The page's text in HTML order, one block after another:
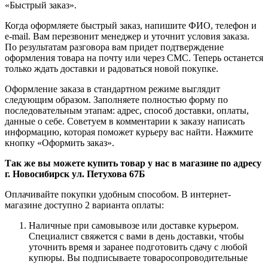
«Быстрый заказ».
Когда оформляете быстрый заказ, напишите ФИО, телефон и
e-mail. Вам перезвонит менеджер и уточнит условия заказа.
По результатам разговора вам придет подтверждение
оформления товара на почту или через СМС. Теперь останется
только ждать доставки и радоваться новой покупке.
Оформление заказа в стандартном режиме выглядит
следующим образом. Заполняете полностью форму по
последовательным этапам: адрес, способ доставки, оплаты,
данные о себе. Советуем в комментарии к заказу написать
информацию, которая поможет курьеру вас найти. Нажмите
кнопку «Оформить заказ».
Так же вы можете купить товар у нас в магазине по адресу
г. Новосибирск ул. Петухова 67Б
Оплачивайте покупки удобным способом. В интернет-
магазине доступно 2 варианта оплаты:
Наличные при самовывозе или доставке курьером.
Специалист свяжется с вами в день доставки, чтобы
уточнить время и заранее подготовить сдачу с любой
купюры. Вы подписываете товаросопроводительные